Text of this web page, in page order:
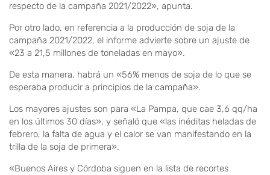
respecto de la campaña 2021/2022», apunta.
Por otro lado, en referencia a la producción de soja de la
campaña 2021/2022, el informe advierte sobre un ajuste de
«23 a 21,5 millones de toneladas en mayo».
De esta manera, habrá un «56% menos de soja de lo que se
esperaba producir a principios de la campaña».
Los mayores ajustes son para «La Pampa, que cae 3,6 qq/ha
en los últimos 30 días», y señaló que «las inéditas heladas de
febrero, la falta de agua y el calor se van manifestando en la
trilla de la soja de primera».
«Buenos Aires y Córdoba siguen en la lista de recortes